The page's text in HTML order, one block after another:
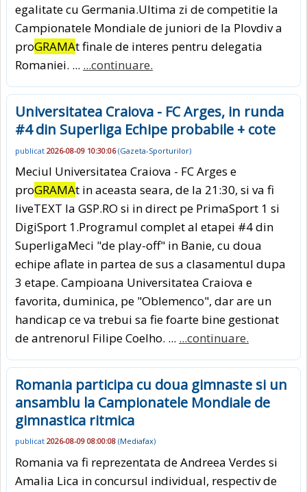
egalitate cu Germania.Ultima zi de competitie la
Campionatele Mondiale de juniori de la Plovdiv a
proGRAMAt finale de interes pentru delegatia
Romaniei. ... ...continuare.
Universitatea Craiova - FC Arges, in runda
#4 din Superliga Echipe probabile + cote
publicat 2026-08-09 10:30:06(Gazeta-Sporturilor)
Meciul Universitatea Craiova - FC Arges e
proGRAMAt in aceasta seara, de la 21:30, si va fi
liveTEXT la GSP.RO si in direct pe PrimaSport 1 si
DigiSport 1.Programul complet al etapei #4 din
SuperligaMeci "de play-off" in Banie, cu doua
echipe aflate in partea de sus a clasamentul dupa
3 etape. Campioana Universitatea Craiova e
favorita, duminica, pe "Oblemenco", dar are un
handicap ce va trebui sa fie foarte bine gestionat
de antrenorul Filipe Coelho. ... ...continuare.
Romania participa cu doua gimnaste si un
ansamblu la Campionatele Mondiale de
gimnastica ritmica
publicat 2026-08-09 08:00:08 (Mediafax)
Romania va fi reprezentata de Andreea Verdes si
Amalia Lica in concursul individual, respectiv de